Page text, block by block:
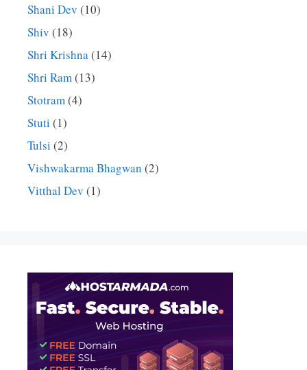
Shani Dev (10)
Shiv (18)
Shri Krishna(14)
Shri Ram(13)
Stotram(4)
Stuti (1)
Tulsi (2)
Vishwakarma Bhagwan (2)
Vitthal Dev (1)